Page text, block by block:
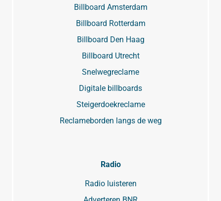
Billboard Amsterdam
Billboard Rotterdam
Billboard Den Haag
Billboard Utrecht
Snelwegreclame
Digitale billboards
Steigerdoekreclame
Reclameborden langs de weg
Radio
Radio luisteren